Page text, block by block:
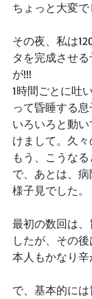
ちょっと大変で
その夜、私は
タを完成させる
が!!!
1時間ごとに吐
って昏睡する息
いろいろと動
けまして。久々
もう、こうな
で、あとは、病
様子見でした。
最初の数回は
したが、その後
本人もかなり辛
で、基本的に